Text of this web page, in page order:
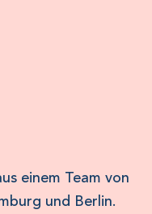
einem Team von
und Berlin.